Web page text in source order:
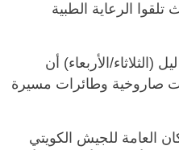
الرعاية الطبية
الأربعاء) أن
صاروخية وطائرات مسيرة
العامة للجيش الكويتي